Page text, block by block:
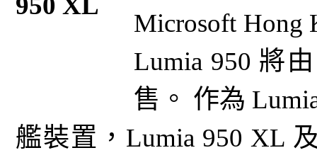
Microsoft Hong
Lumia 950 將
售。 作為
艦裝置，Lumia 950 XL